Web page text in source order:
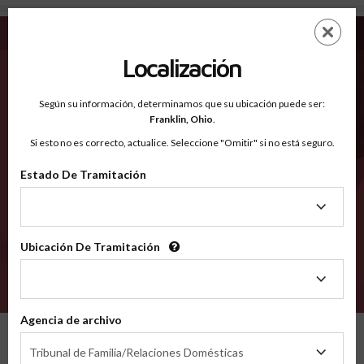
Polk IA - Condados Reconocidos
EN
Condados Reconocidos
2600
Localización
Según su información, determinamos que su ubicación puede ser:
Franklin, Ohio.
Si esto no es correcto, actualice. Seleccione "Omitir" si no está seguro.
Estado De Tramitación
Tramitación
Ubicación De Tramitación
Tramitación
Agencia de archivo
Tribunal de Familia/Relaciones Domésticas
de